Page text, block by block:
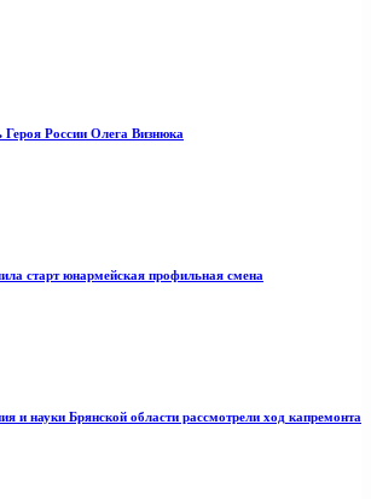
России Олега Визнюка
старт юнармейская профильная смена
и науки Брянской области рассмотрели ход капремонта